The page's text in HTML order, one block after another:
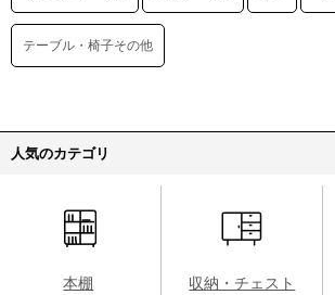
テーブル・椅子その他
人気のカテゴリ
本棚 収納・チェスト